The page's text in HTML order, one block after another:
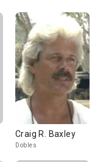
Craig R. Baxley
Dobles